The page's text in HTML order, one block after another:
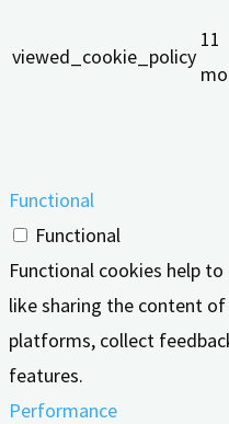
viewed_cookie_policy
11
Functional
Functional
Functional cookies help
like sharing the content
platforms, collect
features.
Performance